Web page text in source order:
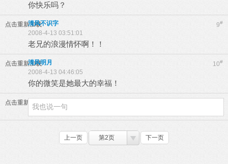
你快乐吗？
点击重新加载 9#
清风不识字
2008-4-13 03:51:01
老兄的浪漫情怀啊！！
点击重新加载 10#
清风明月
2008-4-13 04:46:05
你的微笑是她最大的幸福！
点击重新加载
上一页 第2页 下一页